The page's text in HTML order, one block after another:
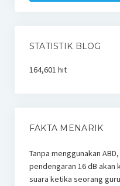
STATISTIK BLOG
164,601 hit
FAKTA MENARIK
Tanpa menggunakan
pendengaran 16 dB akan
suara ketika seorang